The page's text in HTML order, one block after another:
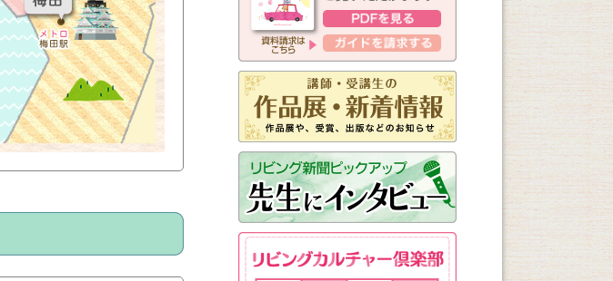
（※複数回答可）
新しく始まる講座
1日講座
体験講座
講座説明会